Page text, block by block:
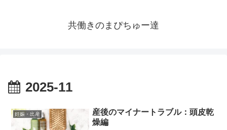
共働きのまぴちゅー達
2025-11
妊娠・出産
産後のマイナートラブル：頭皮乾
燥編